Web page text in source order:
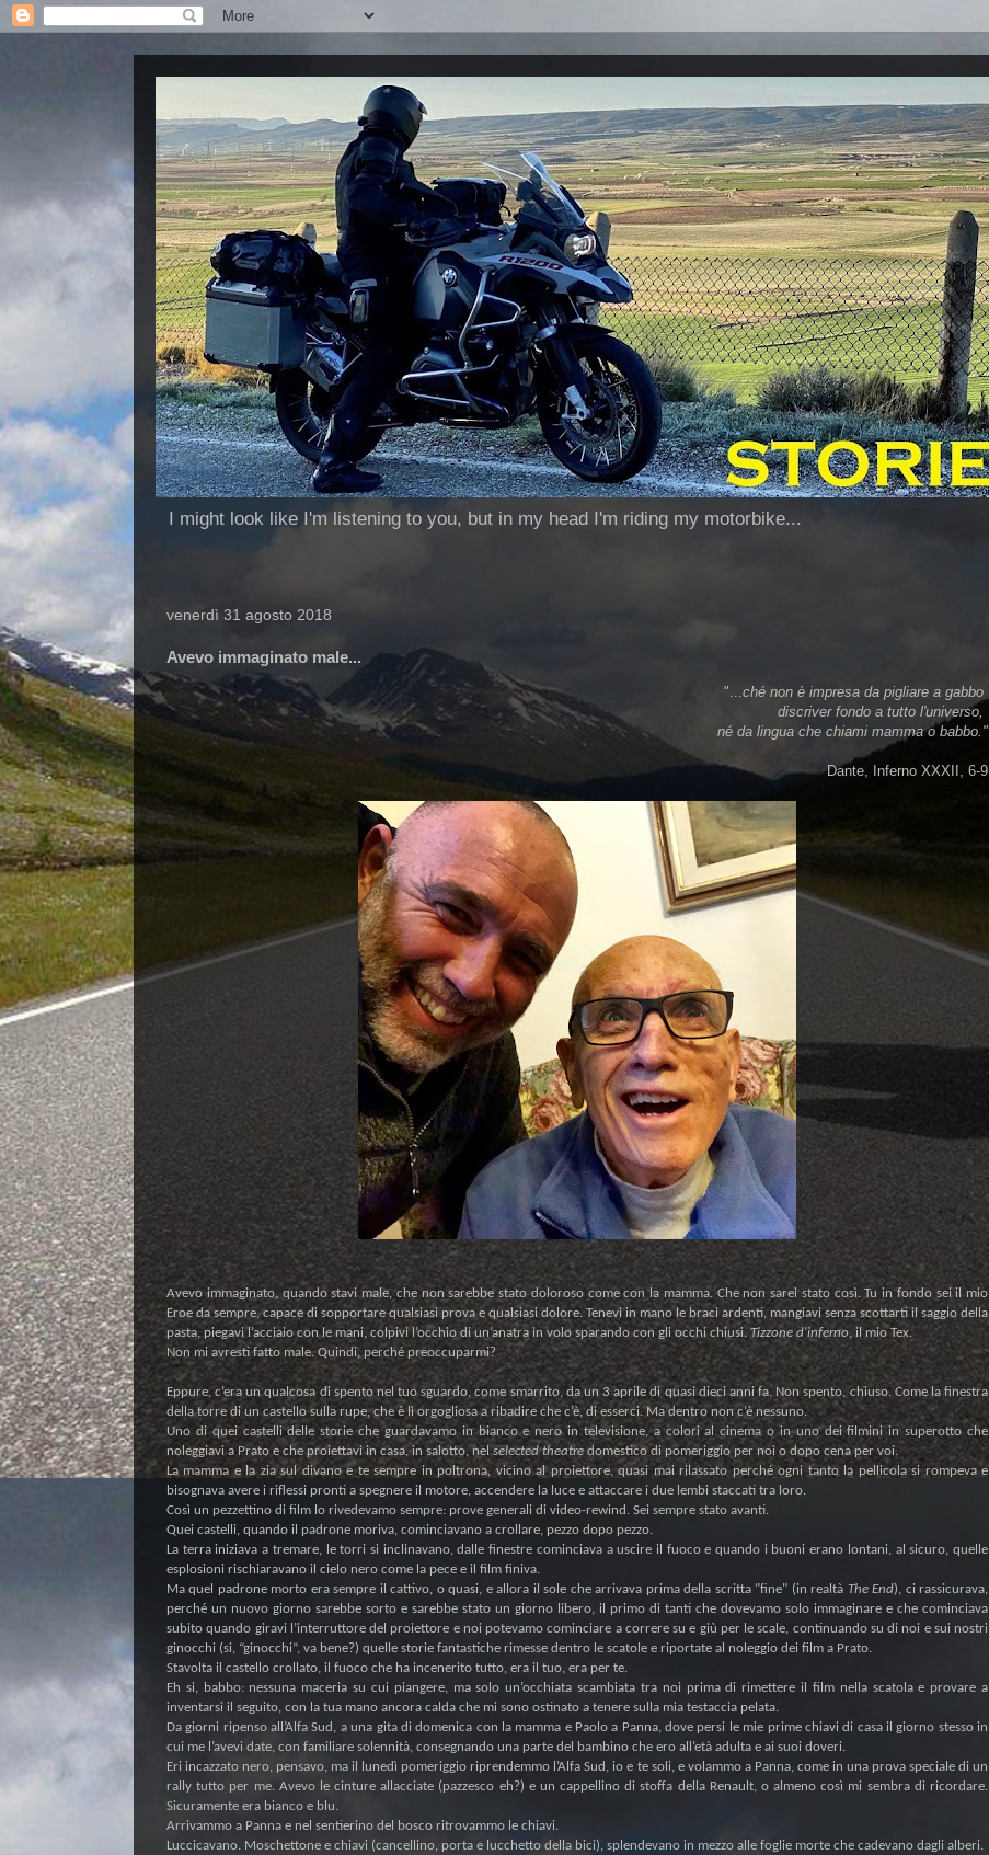
I might look like I'm listening to you, but in my head I'm riding my motorbike...
venerdì 31 agosto 2018
Avevo immaginato male...
"...ché non è impresa da pigliare a gabbo
discriver fondo a tutto l'universo,
né da lingua che chiami mamma o babbo."
Dante, Inferno XXXII, 6-9
Avevo immaginato, quando stavi male, che non sarebbe stato doloroso come con la mamma. Che non sarei stato così. Tu in fondo sei il mio
Eroe da sempre, capace di sopportare qualsiasi prova e qualsiasi dolore. Tenevi in mano le braci ardenti, mangiavi senza scottarti il saggio della
pasta, piegavi l’acciaio con le mani, colpivi l’occhio di un’anatra in volo sparando con gli occhi chiusi. Tizzone d'inferno, il mio Tex.
Non mi avresti fatto male. Quindi, perché preoccuparmi?
Eppure, c’era un qualcosa di spento nel tuo sguardo, come smarrito, da un 3 aprile di quasi dieci anni fa. Non spento, chiuso. Come la finestra
della torre di un castello sulla rupe, che è lì orgogliosa a ribadire che c’è, di esserci. Ma dentro non c’è nessuno.
Uno di quei castelli delle storie che guardavamo in bianco e nero in televisione, a colori al cinema o in uno dei filmini in superotto che
noleggiavi a Prato e che proiettavi in casa, in salotto, nelselected theatre domestico di pomeriggio per noi o dopo cena per voi.
La mamma e la zia sul divano e te sempre in poltrona, vicino al proiettore, quasi mai rilassato perché ogni tanto la pellicola si rompeva e
bisognava avere i riflessi pronti a spegnere il motore, accendere la luce e attaccare i due lembi staccati tra loro.
Così un pezzettino di film lo rivedevamo sempre: prove generali di video-rewind. Sei sempre stato avanti.
Quei castelli, quando il padrone moriva, cominciavano a crollare, pezzo dopo pezzo.
La terra iniziava a tremare, le torri si inclinavano, dalle finestre cominciava a uscire il fuoco e quando i buoni erano lontani, al sicuro, quelle
esplosioni rischiaravano il cielo nero come la pece e il film finiva.
Ma quel padrone morto era sempre il cattivo, o quasi, e allora il sole che arrivava prima della scritta "fine" (in realtà The End), ci rassicurava,
perché un nuovo giorno sarebbe sorto e sarebbe stato un giorno libero, il primo di tanti che dovevamo solo immaginare e che cominciava
subito quando giravi l’interruttore del proiettore e noi potevamo cominciare a correre su e giù per le scale, continuando su di noi e sui nostri
ginocchi (si, “ginocchi”, va bene?) quelle storie fantastiche rimesse dentro le scatole e riportate al noleggio dei film a Prato.
Stavolta il castello crollato, il fuoco che ha incenerito tutto, era il tuo, era per te.
Eh si, babbo: nessuna maceria su cui piangere, ma solo un’occhiata scambiata tra noi prima di rimettere il film nella scatola e provare a
inventarsi il seguito, con la tua mano ancora calda che mi sono ostinato a tenere sulla mia testaccia pelata.
Da giorni ripenso all’Alfa Sud, a una gita di domenica con la mamma e Paolo a Panna, dove persi le mie prime chiavi di casa il giorno stesso in
cui me l’avevi date, con familiare solennità, consegnando una parte del bambino che ero all’età adulta e ai suoi doveri.
Eri incazzato nero, pensavo, ma il lunedì pomeriggio riprendemmo l’Alfa Sud, io e te soli, e volammo a Panna, come in una prova speciale di un
rally tutto per me. Avevo le cinture allacciate (pazzesco eh?) e un cappellino di stoffa della Renault, o almeno così mi sembra di ricordare.
Sicuramente era bianco e blu.
Arrivammo a Panna e nel sentierino del bosco ritrovammo le chiavi.
Luccicavano. Moschettone e chiavi (cancellino, porta e lucchetto della bici), splendevano in mezzo alle foglie morte che cadevano dagli alberi.